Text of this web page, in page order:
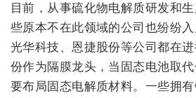
目前，从事硫化物电解质研发和
些原本不在此领域的公司也纷纷入
光华科技、恩捷股份等公司都在
份作为隔膜龙头，当固态电池取
要布局固态电解质材料。一些拥